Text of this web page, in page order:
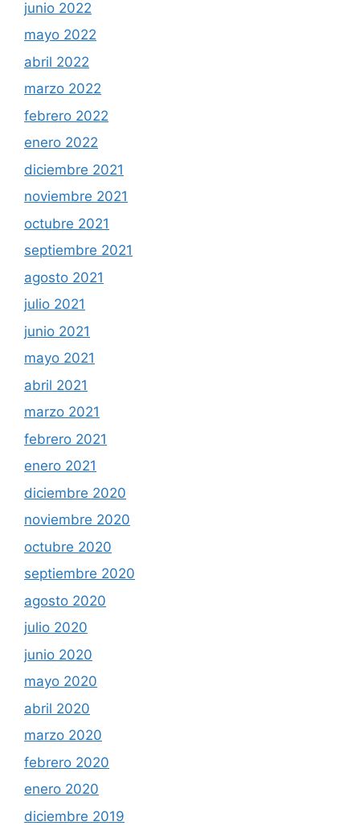
junio 2022
mayo 2022
abril 2022
marzo 2022
febrero 2022
enero 2022
diciembre 2021
noviembre 2021
octubre 2021
septiembre 2021
agosto 2021
julio 2021
junio 2021
mayo 2021
abril 2021
marzo 2021
febrero 2021
enero 2021
diciembre 2020
noviembre 2020
octubre 2020
septiembre 2020
agosto 2020
julio 2020
junio 2020
mayo 2020
abril 2020
marzo 2020
febrero 2020
enero 2020
diciembre 2019